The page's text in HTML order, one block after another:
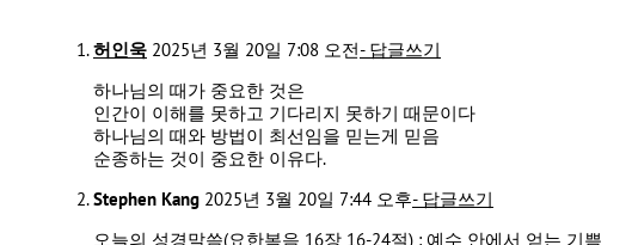
허인욱 2025년 3월 20일 7:08 오전- 답글쓰기
하나님의 때가 중요한 것은
인간이 이해를 못하고 기다리지 못하기 때문이다
하나님의 때와 방법이 최선임을 믿는게 믿음
순종하는 것이 중요한 이유다.
Stephen Kang 2025년 3월 20일 7:44 오후- 답글쓰기
오늘의 성경말씀(요한복음 16장 16-24절) : 예수 안에서 얻는 기쁨